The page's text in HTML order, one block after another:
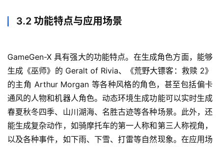
3.2 功能特点与应用场景
GameGen-X 具有强大的功能特点。在生成角色方面，能够
生成《巫师》的 Geralt of Rivia、《荒野大镖客：救赎 2》
的主角 Arthur Morgan 等各种风格的角色，甚至包括偏卡
通风的人物和机器人角色。动态环境生成功能可以实时生成
春夏秋冬四季、山川湖海、名胜古迹等各种场景。此外，还
能生成复杂动作，如骑摩托车的第一人称和第三人称视角，
以及各种事件，如下雨、下雪、打雷等自然现象。在应用场